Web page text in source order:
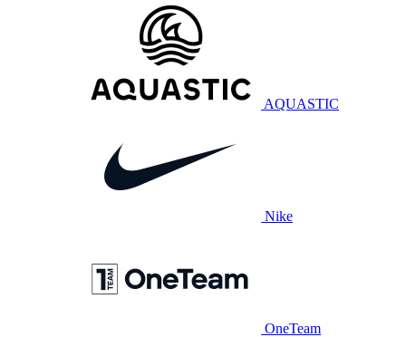
AQUASTIC
Nike
OneTeam